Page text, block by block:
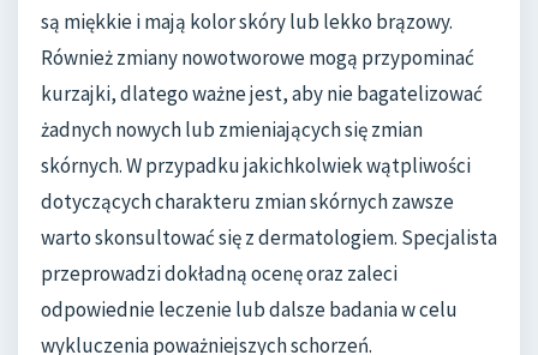
są miękkie i mają kolor skóry lub lekko brązowy.
Również zmiany nowotworowe mogą przypominać
kurzajki, dlatego ważne jest, aby nie bagatelizować
żadnych nowych lub zmieniających się zmian
skórnych. W przypadku jakichkolwiek wątpliwości
dotyczących charakteru zmian skórnych zawsze
warto skonsultować się z dermatologiem. Specjalista
przeprowadzi dokładną ocenę oraz zaleci
odpowiednie leczenie lub dalsze badania w celu
wykluczenia poważniejszych schorzeń.